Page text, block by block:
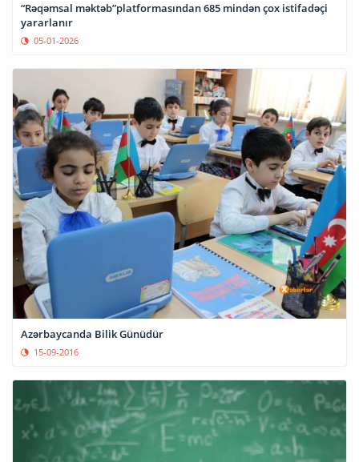
“Rəqəmsal məktəb”platformasından 685 mindən çox istifadəçi
yararlanır
05-01-2026
Azərbaycanda Bilik Günüdür
15-09-2016